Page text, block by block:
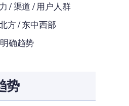
/ 渠道 / 用户人群
方 / 东中西部
确趋势
势